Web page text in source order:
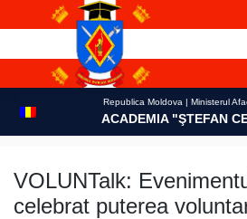
Republica Moldova | Ministerul
ACADEMIA "ŞTEFAN
VOLUNTalk:
celebrat puterea